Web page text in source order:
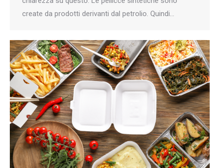
create da prodotti derivanti dal petrolio. Quindi…